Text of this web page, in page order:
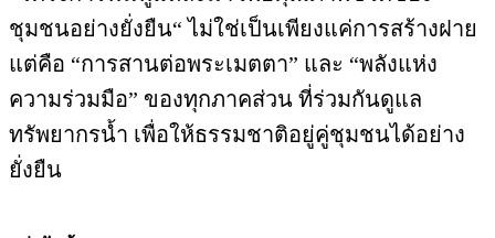
ชุมชนอย่างยั่งยืน“ ไม่ใช่เป็นเพียงแค่การสร้างฝาย
แต่คือ “การสานต่อพระเมตตา” และ “พลังแห่ง
ความร่วมมือ” ของทุกภาคส่วน ที่ร่วมกันดูแล
ทรัพยากรน้ำ เพื่อให้ธรรมชาติอยู่คู่ชุมชนได้อย่าง
ยั่งยืน